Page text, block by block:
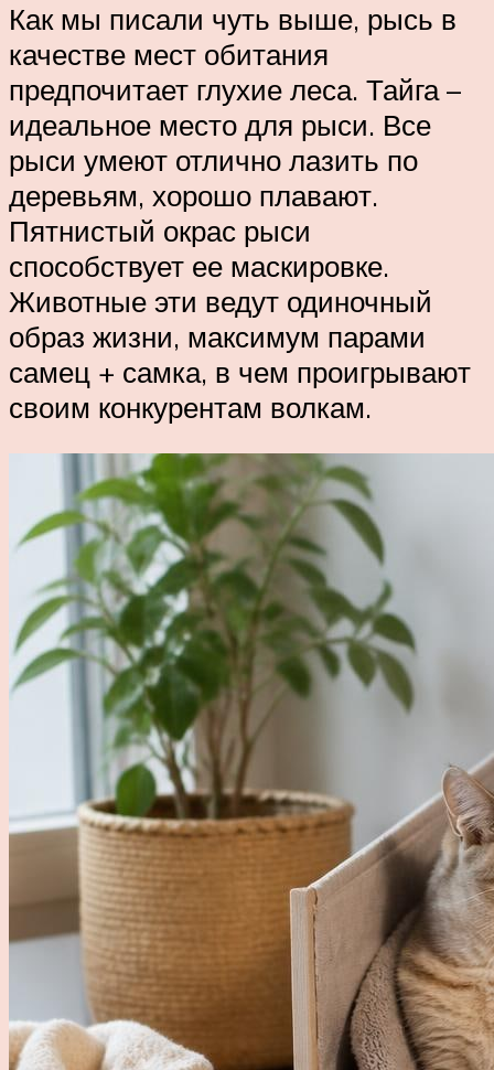
Как мы писали чуть выше, рысь в
качестве мест обитания
предпочитает глухие леса. Тайга –
идеальное место для рыси. Все
рыси умеют отлично лазить по
деревьям, хорошо плавают.
Пятнистый окрас рыси
способствует ее маскировке.
Животные эти ведут одиночный
образ жизни, максимум парами
самец + самка, в чем проигрывают
своим конкурентам волкам.